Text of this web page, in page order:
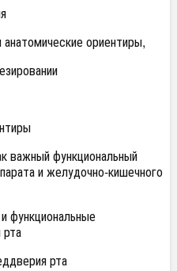
ориентиры,
важный функциональный
и желудочно-кишечного
функциональные
рта